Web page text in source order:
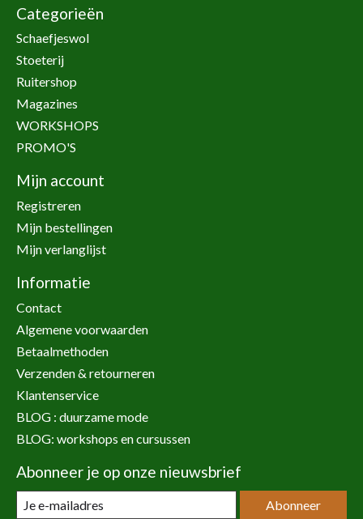
Categorieën
Schaefjeswol
Stoeterij
Ruitershop
Magazines
WORKSHOPS
PROMO'S
Mijn account
Registreren
Mijn bestellingen
Mijn verlanglijst
Informatie
Contact
Algemene voorwaarden
Betaalmethoden
Verzenden & retourneren
Klantenservice
BLOG : duurzame mode
BLOG: workshops en cursussen
Abonneer je op onze nieuwsbrief
Abonneer